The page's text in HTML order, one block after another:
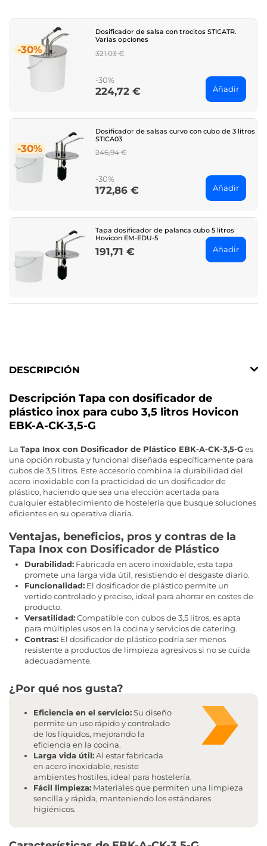
-30%
Dosificador de salsa con trocitos STICATR.
Varias opciones
Regular
321,03 €
-30%
Price
224,72 € Añadir
-30%
Dosificador de salsas curvo con cubo de 3 litros
STICA03
Regular
246,94 €
-30%
Price
172,86 € Añadir
Tapa dosificador de palanca cubo 5 litros
Hovicon EM-EDU-5
Price
191,71 € Añadir
DESCRIPCIÓN
Descripción Tapa con dosificador de
plástico inox para cubo 3,5 litros Hovicon
EBK-A-CK-3,5-G
La Tapa Inox con Dosificador de Plástico EBK-A-CK-3,5-Ges
una opción robusta y funcional diseñada específicamente para
cubos de 3,5 litros. Este accesorio combina la durabilidad del
acero inoxidable con la practicidad de un dosificador de
plástico, haciendo que sea una elección acertada para
cualquier establecimiento de hostelería que busque soluciones
eficientes en su operativa diaria.
Ventajas, beneficios, pros y contras de la
Tapa Inox con Dosificador de Plástico
Durabilidad: Fabricada en acero inoxidable, esta tapa
promete una larga vida útil, resistiendo el desgaste diario.
Funcionalidad: El dosificador de plástico permite un
vertido controlado y preciso, ideal para ahorrar en costes de
producto.
Versatilidad:Compatible con cubos de 3,5 litros, es apta
para múltiples usos en la cocina y servicios de catering.
Contras: El dosificador de plástico podría ser menos
resistente a productos de limpieza agresivos si no se cuida
adecuadamente.
¿Por qué nos gusta?
Eficiencia en el servicio:Su diseño
permite un uso rápido y controlado
de los líquidos, mejorando la
eficiencia en la cocina.
Larga vida útil:Al estar fabricada
en acero inoxidable, resiste
ambientes hostiles, ideal para hostelería.
Fácil limpieza: Materiales que permiten una limpieza
sencilla y rápida, manteniendo los estándares
higiénicos.